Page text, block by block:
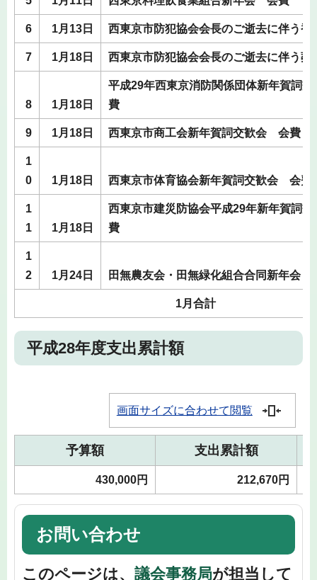
6 1月13日 西東京市防犯協会会長のご逝去に伴う香
7 1月18日 西東京市防犯協会会長のご逝去に伴う葬
8 1月18日
平成29年西東京消防関係団体新年賀詞
費
9 1月18日 西東京市商工会新年賀詞交歓会 会費
1
0
1月18日 西東京市体育協会新年賀詞交歓会 会費
1
1
1月18日
西東京市建災防協会平成29年新年賀詞
費
1
2
1月24日 田無農友会・田無緑化組合合同新年会
1月合計
平成28年度支出累計額
画面サイズに合わせて閲覧
予算額 支出累計額
430,000円 212,670円
お問い合わせ
このページは、 議会事務局が担当して